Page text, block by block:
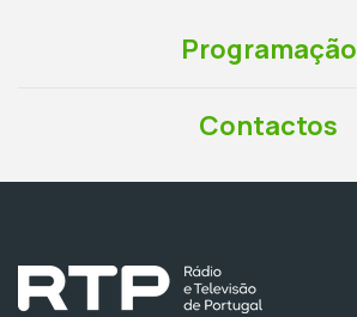
Programação
Contactos